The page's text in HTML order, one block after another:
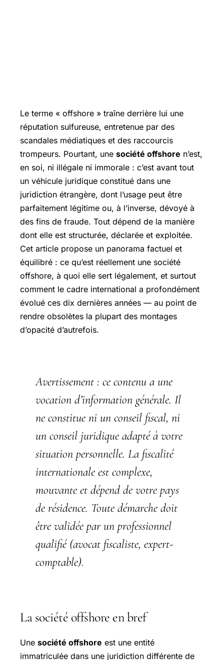
Le terme « offshore » traîne derrière lui une
réputation sulfureuse, entretenue par des
scandales médiatiques et des raccourcis
trompeurs. Pourtant, une société offshore n’est,
en soi, ni illégale ni immorale : c’est avant tout
un véhicule juridique constitué dans une
juridiction étrangère, dont l’usage peut être
parfaitement légitime ou, à l’inverse, dévoyé à
des fins de fraude. Tout dépend de la manière
dont elle est structurée, déclarée et exploitée.
Cet article propose un panorama factuel et
équilibré : ce qu’est réellement une société
offshore, à quoi elle sert légalement, et surtout
comment le cadre international a profondément
évolué ces dix dernières années — au point de
rendre obsolètes la plupart des montages
d’opacité d’autrefois.
Avertissement : ce contenu a une
vocation d’information générale. Il
ne constitue ni un conseil fiscal, ni
un conseil juridique adapté à votre
situation personnelle. La fiscalité
internationale est complexe,
mouvante et dépend de votre pays
de résidence. Toute démarche doit
être validée par un professionnel
qualifié (avocat fiscaliste, expert-
comptable).
La société offshore en bref
Une société offshore est une entité
immatriculée dans une juridiction différente de